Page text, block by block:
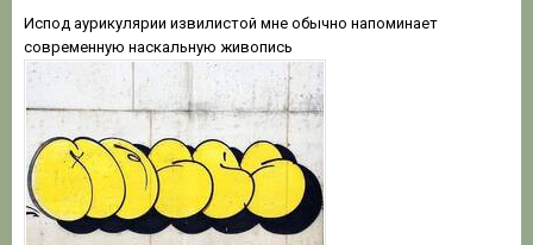
Испод аурикулярии извилистой мне обычно напоминает
современную наскальную живопись